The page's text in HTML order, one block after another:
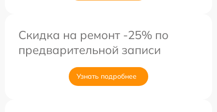
Скидка на ремонт -25% по
предварительной записи
Узнать подробнее